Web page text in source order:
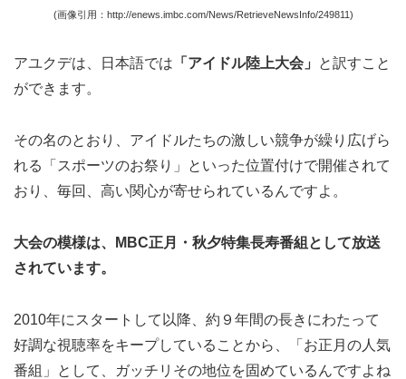
(画像引用：http://enews.imbc.com/News/RetrieveNewsInfo/249811)
アユクデは、日本語では 「アイドル陸上大会」
と訳すこと
ができます。
その名のとおり、アイドルたちの激しい競争が繰り広げら
れる「スポーツのお祭り」といった位置付けで開催されて
おり、毎回、高い関心が寄せられているんですよ。
大会の模様は、MBC正月・秋夕特集長寿番組として放送
されています。
2010年にスタートして以降、約９年間の長きにわたって
好調な視聴率をキープしていることから、「お正月の人気
番組」として、ガッチリその地位を固めているんですよね